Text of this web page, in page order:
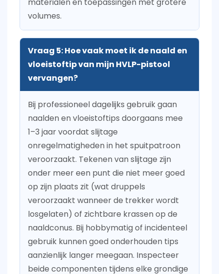
volumes.
Vraag 5: Hoe vaak moet ik de naald en
vloeistoftip van mijn HVLP-pistool
vervangen?
Bij professioneel dagelijks gebruik gaan
naalden en vloeistoftips doorgaans mee
1–3 jaarvoordat slijtage
onregelmatigheden in het spuitpatroon
veroorzaakt. Tekenen van slijtage zijn
onder meer een punt die niet meer goed
op zijn plaats zit (wat druppels
veroorzaakt wanneer de trekker wordt
losgelaten) of zichtbare krassen op de
naaldconus. Bij hobbymatig of incidenteel
gebruik kunnen goed onderhouden tips
aanzienlijk langer meegaan. Inspecteer
beide componenten tijdens elke grondige